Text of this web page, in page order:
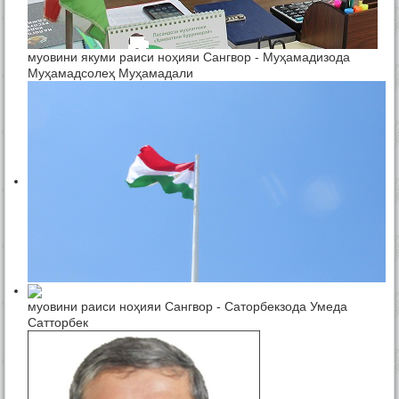
муовини якуми раиси ноҳияи Сангвор - Муҳамадизода
Муҳамадсолеҳ Муҳамадали
муовини раиси ноҳияи Сангвор - Саторбекзода Умеда
Сатторбек